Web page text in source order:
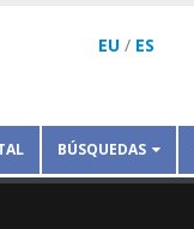
EU / ES
BÚSQUEDAS